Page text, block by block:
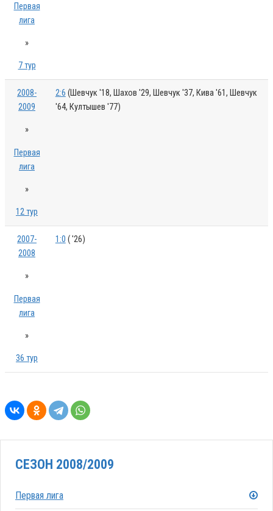
Первая
лига
»
7 тур
2008-
2009
»
Первая
лига
»
12 тур
2:6 (Шевчук '18, Шахов '29, Шевчук '37, Кива '61, Шевчук
'64, Култышев '77)
2007-
2008
»
Первая
лига
»
36 тур
1:0 ( '26)
СЕЗОН 2008/2009
Первая лига